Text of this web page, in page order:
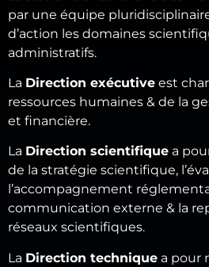
par une équipe
d’action les domaines
administratifs.
La Direction exécutive est
ressources humaines & de la
et financière.
La Direction scientifique a
de la stratégie scientifique,
l’accompagnement
communication externe & la
réseaux scientifiques.
La Direction technique a pour